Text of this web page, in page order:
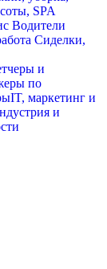
SPA
Водители
Сиделки,
и
по
IT, маркетинг и
и